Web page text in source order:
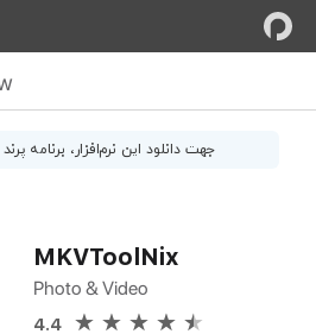
جهت دانلود این نرم‌افزار، برنامه
MKVToolNix
Photo & Video
4.4